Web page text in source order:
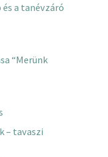
a tanévzáró
“Merünk
– tavaszi